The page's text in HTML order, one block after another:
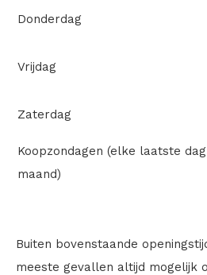
Donderdag
Vrijdag
Zaterdag
Koopzondagen (elke laatste
maand)
Buiten bovenstaande
meeste gevallen altijd mogelijk